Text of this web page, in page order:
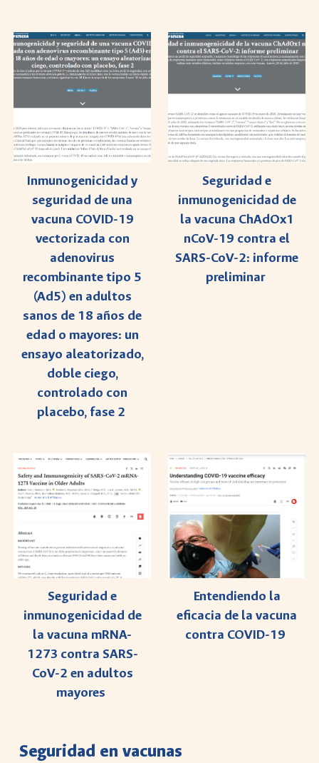
Inmunogenicidad y
seguridad de una
vacuna COVID-19
vectorizada con
adenovirus
recombinante tipo 5
(Ad5) en adultos
sanos de 18 años de
edad o mayores: un
ensayo aleatorizado,
doble ciego,
controlado con
placebo, fase 2
Seguridad e
inmunogenicidad de
la vacuna ChAdOx1
nCoV-19 contra el
SARS-CoV-2: informe
preliminar
Seguridad e
inmunogenicidad de
la vacuna mRNA-
1273 contra SARS-
CoV-2 en adultos
mayores
Entendiendo la
eficacia de la vacuna
contra COVID-19
Seguridad en vacunas